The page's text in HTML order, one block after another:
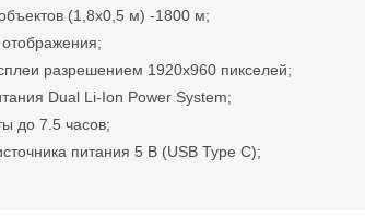
(1,8х0,5 м) -1800 м;
разрешением 1920х960 пикселей;
Dual Li-Ion Power System;
до 7.5 часов;
питания 5 В (USB Type C);